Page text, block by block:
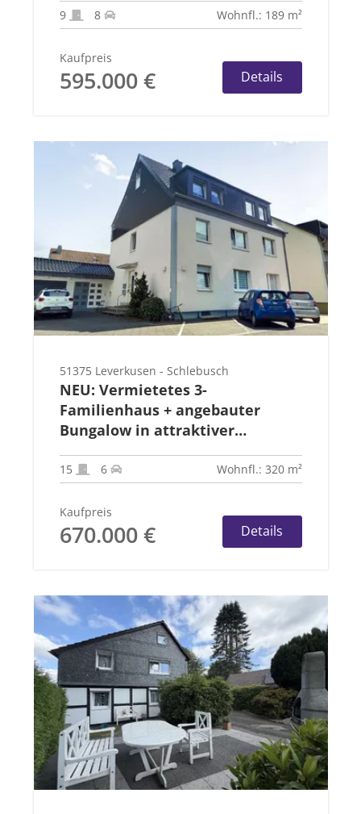
9 8 Wohnfl.: 189 m²
Kaufpreis
595.000 € Details
51375 Leverkusen - Schlebusch
NEU: Vermietetes 3-
Familienhaus + angebauter
Bungalow in attraktiver
Kombination
15 6 Wohnfl.: 320 m²
Kaufpreis
670.000 € Details